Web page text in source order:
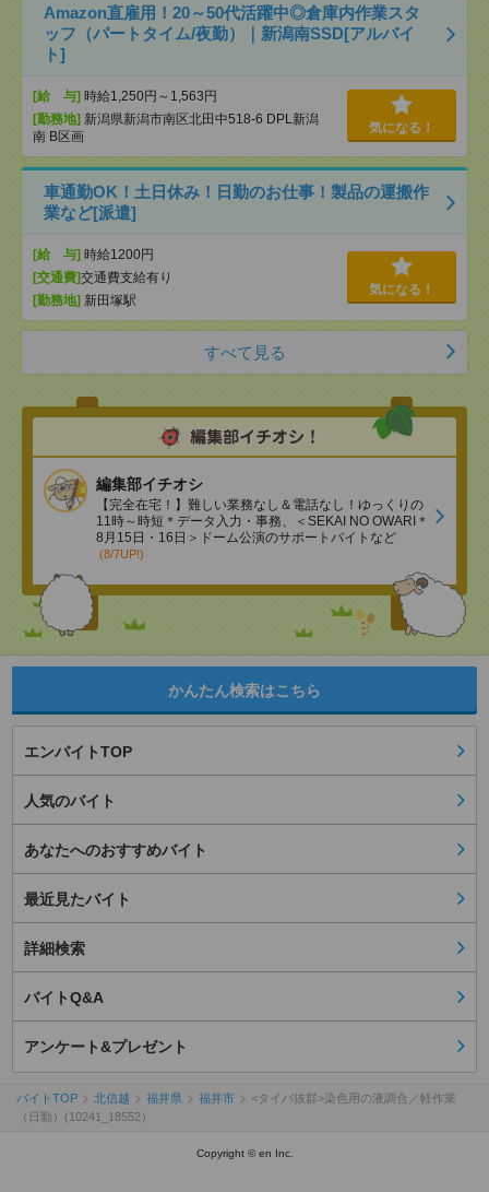
Amazon直雇用！20～50代活躍中◎倉庫内作業スタ
ッフ（パートタイム/夜勤）｜新潟南SSD[アルバイ
ト]
[給 与] 時給1,250円～1,563円
[勤務地] 新潟県新潟市南区北田中518-6 DPL新潟
南 B区画
気になる！
車通勤OK！土日休み！日勤のお仕事！製品の運搬作
業など[派遣]
[給 与] 時給1200円
[交通費]交通費支給有り
[勤務地] 新田塚駅
気になる！
すべて見る
編集部イチオシ
【完全在宅！】難しい業務なし＆電話なし！ゆっくりの
11時～時短＊データ入力・事務、＜SEKAI NO OWARI＊
8月15日・16日＞ドーム公演のサポートバイトなど
(8/7UP!)
かんたん検索はこちら
エンバイトTOP
人気のバイト
あなたへのおすすめバイト
最近見たバイト
詳細検索
バイトQ&A
アンケート&プレゼント
バイトTOP 北信越 福井県 福井市
<タイパ抜群>染色用の液調合／軽作業
（日勤）(10241_18552）
Copyright © en Inc.